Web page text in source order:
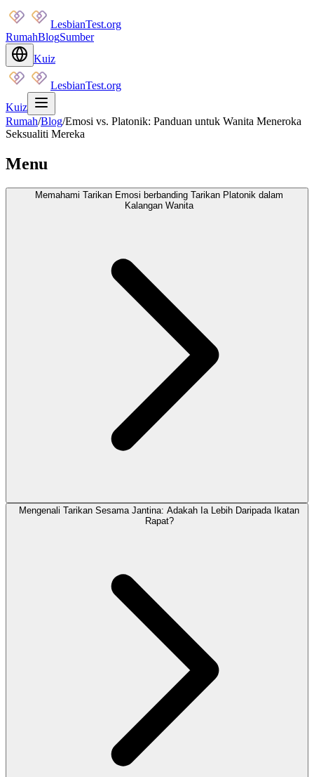
LesbianTest.org
RumahBlogSumber
Kuiz
LesbianTest.org
Kuiz
Rumah/Blog/Emosi vs. Platonik: Panduan untuk Wanita Meneroka
Seksualiti Mereka
Menu
Memahami Tarikan Emosi berbanding Tarikan Platonik dalam
Kalangan Wanita
Mengenali Tarikan Sesama Jantina: Adakah Ia Lebih Daripada Ikatan
Rapat?